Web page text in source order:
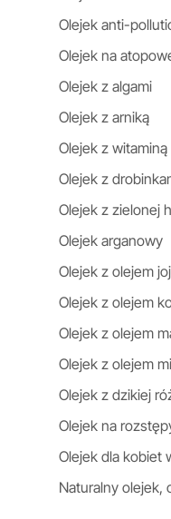
Olejek anti-
Olejek na
Olejek z algami
Olejek z arniką
Olejek z witaminą
Olejek z
Olejek z zielonej
Olejek arganowy
Olejek z olejem
Olejek z olejem
Olejek z olejem
Olejek z olejem
Olejek z dzikiej
Olejek na
Olejek dla kobiet
Naturalny olejek,